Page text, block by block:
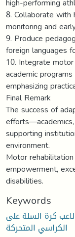
Keywords
لاعب كرة السلة على
الكراسي المتحركة